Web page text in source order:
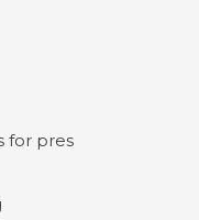
for pres